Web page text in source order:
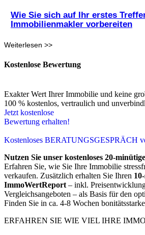
Wie Sie sich auf Ihr erstes
Immobilienmakler vorbereiten
Weiterlesen >>
Kostenlose Bewertung
Exakter Wert Ihrer Immobilie und keine
100 % kostenlos, vertraulich und
Jetzt kostenlose
Bewertung erhalten!
Kostenloses BERATUNGSGESPRÄCH
Nutzen Sie unser kostenloses 20-
Erfahren Sie, wie Sie Ihre Immobilie
verkaufen. Zusätzlich erhalten Sie Ihren
ImmoWertReport – inkl.
Vergleichsangeboten – als Basis für den
Finden Sie in ca. 4-8 Wochen
ERFAHREN SIE WIE VIEL IHRE